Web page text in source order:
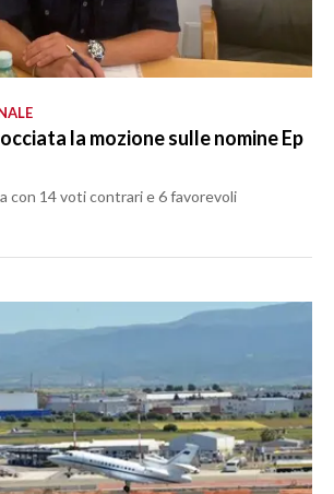
la mozione sulle nomine Ep
con 14 voti contrari e 6 favorevoli